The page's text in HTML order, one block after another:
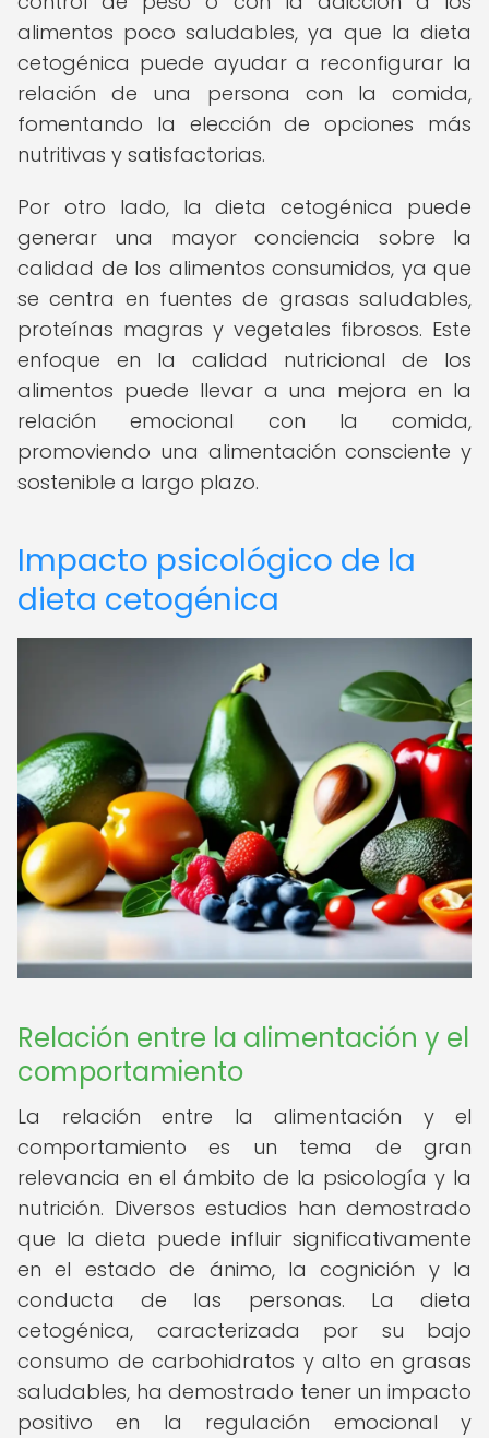
alimentos poco saludables, ya que la dieta
cetogénica puede ayudar a reconfigurar la
relación de una persona con la comida,
fomentando la elección de opciones más
nutritivas y satisfactorias.
Por otro lado, la dieta cetogénica puede
generar una mayor conciencia sobre la
calidad de los alimentos consumidos, ya que
se centra en fuentes de grasas saludables,
proteínas magras y vegetales fibrosos. Este
enfoque en la calidad nutricional de los
alimentos puede llevar a una mejora en la
relación emocional con la comida,
promoviendo una alimentación consciente y
sostenible a largo plazo.
Impacto psicológico de la
dieta cetogénica
Relación entre la alimentación y el
comportamiento
La relación entre la alimentación y el
comportamiento es un tema de gran
relevancia en el ámbito de la psicología y la
nutrición. Diversos estudios han demostrado
que la dieta puede influir significativamente
en el estado de ánimo, la cognición y la
conducta de las personas. La dieta
cetogénica, caracterizada por su bajo
consumo de carbohidratos y alto en grasas
saludables, ha demostrado tener un impacto
positivo en la regulación emocional y